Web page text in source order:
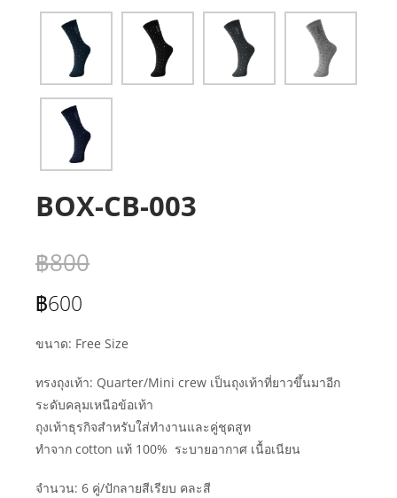
BOX-CB-003
฿800
฿600
ขนาด: Free Size
ทรงถุงเท้า: Quarter/Mini crew เป็นถุงเท้าที่ยาวขึ้นมาอีก
ระดับคลุมเหนือข้อเท้า
ถุงเท้าธุรกิจสำหรับใส่ทำงานและคู่ชุดสูท
ทำจาก cotton แท้ 100% ระบายอากาศ เนื้อเนียน
จำนวน: 6 คู่/ปักลายสีเรียบ คละสี